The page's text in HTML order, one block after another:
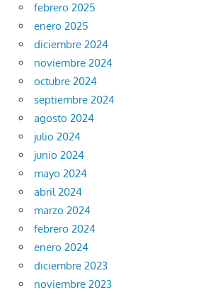
febrero 2025
enero 2025
diciembre 2024
noviembre 2024
octubre 2024
septiembre 2024
agosto 2024
julio 2024
junio 2024
mayo 2024
abril 2024
marzo 2024
febrero 2024
enero 2024
diciembre 2023
noviembre 2023